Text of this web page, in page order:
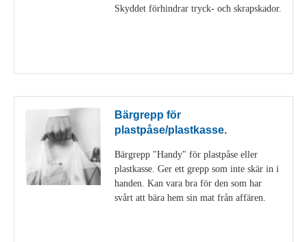
Skyddet förhindrar tryck- och skrapskador.
Bärgrepp för
plastpåse/plastkasse.
Bärgrepp "Handy" för plastpåse eller
plastkasse. Ger ett grepp som inte skär in i
handen. Kan vara bra för den som har
svårt att bära hem sin mat från affären.